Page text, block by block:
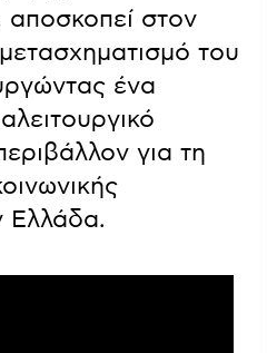
αποσκοπεί στον
του
ένα
για τη
Ελλάδα.